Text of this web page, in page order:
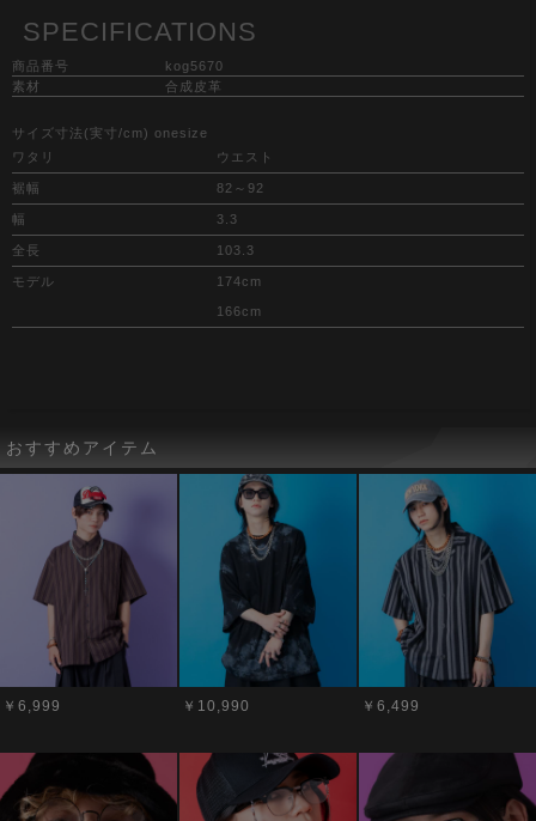
SPECIFICATIONS
商品番号
kog5670
素材
合成皮革
サイズ寸法(実寸/cm) onesize
ワタリ
ウエスト
裾幅 82～92
幅 3.3
全長 103.3
モデル 174cm
166cm
おすすめアイテム
￥6,999 ￥10,990 ￥6,499